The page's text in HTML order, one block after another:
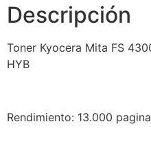
Descripción
Toner Kyocera Mita FS
HYB
Rendimiento: 13.000